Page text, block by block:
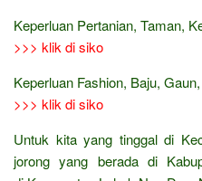
Keperluan Pertanian, Taman,
>>> klik di siko
Keperluan Fashion, Baju,
>>> klik di siko
Untuk kita yang tinggal di
jorong yang berada di